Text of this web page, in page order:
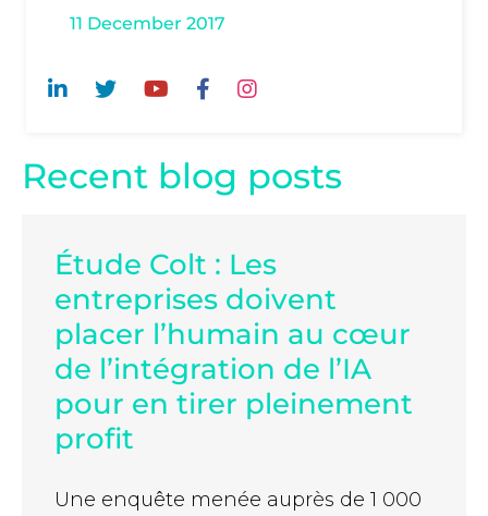
11 December 2017
Recent blog posts
Étude Colt : Les
entreprises doivent
placer l’humain au cœur
de l’intégration de l’IA
pour en tirer pleinement
profit
Une enquête menée auprès de 1 000